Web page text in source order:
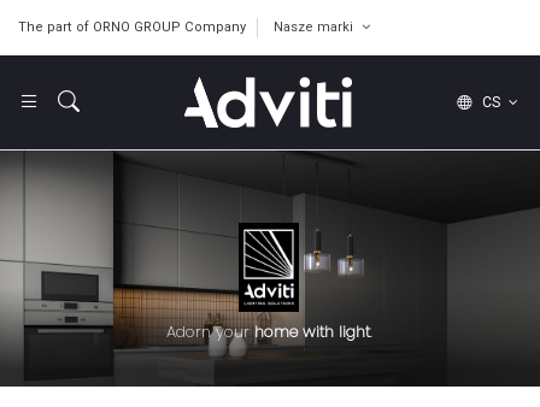
The part of ORNO GROUP Company Nasze marki
CS
Adorn yourhome with light.